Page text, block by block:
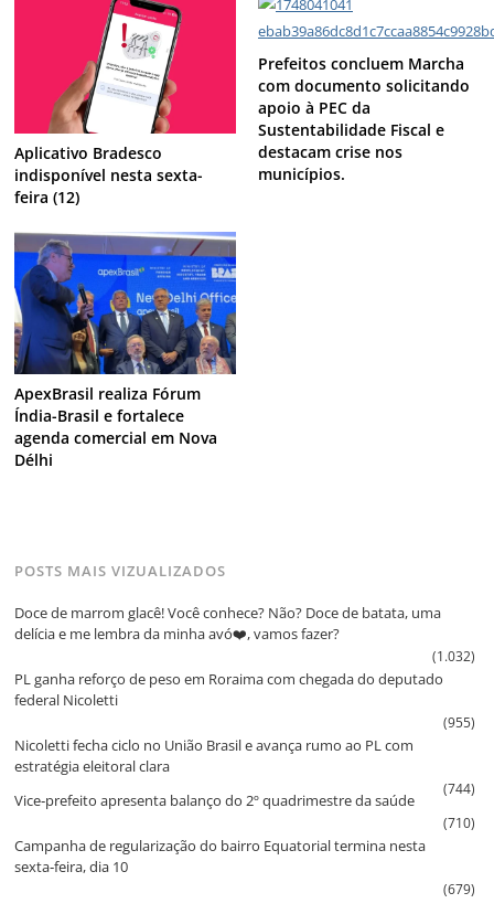
Aplicativo Bradesco
indisponível nesta sexta-
feira (12)
Prefeitos concluem Marcha
com documento solicitando
apoio à PEC da
Sustentabilidade Fiscal e
destacam crise nos
municípios.
ApexBrasil realiza Fórum
Índia-Brasil e fortalece
agenda comercial em Nova
Délhi
POSTS MAIS VIZUALIZADOS
Doce de marrom glacê! Você conhece? Não? Doce de batata, uma
delícia e me lembra da minha avó❤️, vamos fazer?
(1.032)
PL ganha reforço de peso em Roraima com chegada do deputado
federal Nicoletti
(955)
Nicoletti fecha ciclo no União Brasil e avança rumo ao PL com
estratégia eleitoral clara
(744)
Vice‑prefeito apresenta balanço do 2º quadrimestre da saúde
(710)
Campanha de regularização do bairro Equatorial termina nesta
sexta‑feira, dia 10
(679)